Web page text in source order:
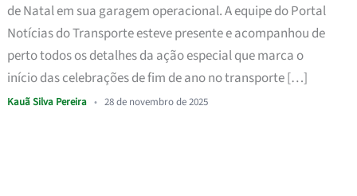
de Natal em sua garagem operacional. A equipe do Portal
Notícias do Transporte esteve presente e acompanhou de
perto todos os detalhes da ação especial que marca o
início das celebrações de fim de ano no transporte […]
Kauã Silva Pereira • 28 de novembro de 2025